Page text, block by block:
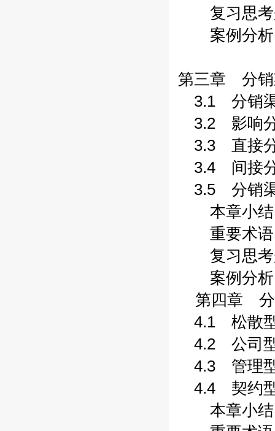
复习思考
案例分析
第三章 分销
3.1 分销渠
3.2 影响分
3.3 直接分
3.4 间接分
3.5 分销渠
本章小结
重要术语
复习思考
案例分析
第四章 分
4.1 松散型
4.2 公司型
4.3 管理型
4.4 契约型
本章小结